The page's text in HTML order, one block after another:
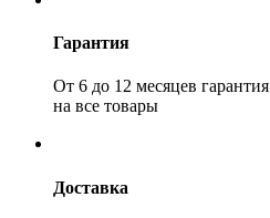
Гарантия
От 6 до 12 месяцев гарантия
на все товары
Доставка